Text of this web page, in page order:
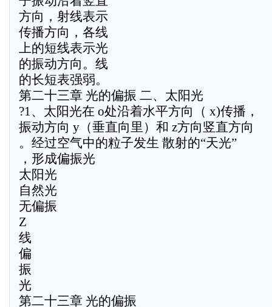
方向，射线表示
传播方向，各线
上的短线表示光
的振动方向。线
的长短表强弱。
第二十三章 光的偏振 二、太阳光
?1、太阳光在 o处沿着水平方向（ x)传播，
振动方向 y（垂直向里）和 z方向竖直方向
。经过空气中的粒子发生 散射的“天光”
，形成偏振光
太阳光
自然光
无偏振
Z
线
偏
振
光
第二十三章 光的偏振